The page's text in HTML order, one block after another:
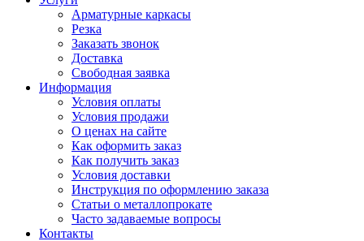
Арматурные каркасы
Резка
Заказать звонок
Доставка
Свободная заявка
Информация
Условия оплаты
Условия продажи
О ценах на сайте
Как оформить заказ
Как получить заказ
Условия доставки
Инструкция по оформлению заказа
Статьи о металлопрокате
Часто задаваемые вопросы
Контакты